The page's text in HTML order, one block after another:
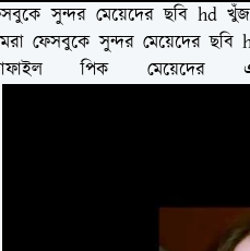
সুন্দর মেয়েদের ছবি hd
ফেসবুকে সুন্দর মেয়েদের ছবি
পিক